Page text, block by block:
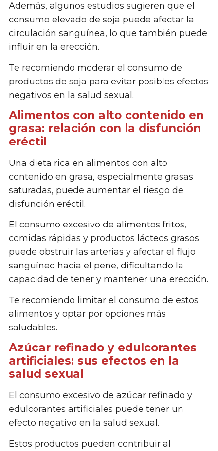
Además, algunos estudios sugieren que el
consumo elevado de soja puede afectar la
circulación sanguínea, lo que también puede
influir en la erección.
Te recomiendo moderar el consumo de
productos de soja para evitar posibles efectos
negativos en la salud sexual.
Alimentos con alto contenido en
grasa: relación con la disfunción
eréctil
Una dieta rica en alimentos con alto
contenido en grasa, especialmente grasas
saturadas, puede aumentar el riesgo de
disfunción eréctil.
El consumo excesivo de alimentos fritos,
comidas rápidas y productos lácteos grasos
puede obstruir las arterias y afectar el flujo
sanguíneo hacia el pene, dificultando la
capacidad de tener y mantener una erección.
Te recomiendo limitar el consumo de estos
alimentos y optar por opciones más
saludables.
Azúcar refinado y edulcorantes
artificiales: sus efectos en la
salud sexual
El consumo excesivo de azúcar refinado y
edulcorantes artificiales puede tener un
efecto negativo en la salud sexual.
Estos productos pueden contribuir al